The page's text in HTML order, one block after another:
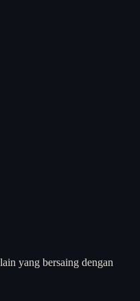
yang bersaing dengan